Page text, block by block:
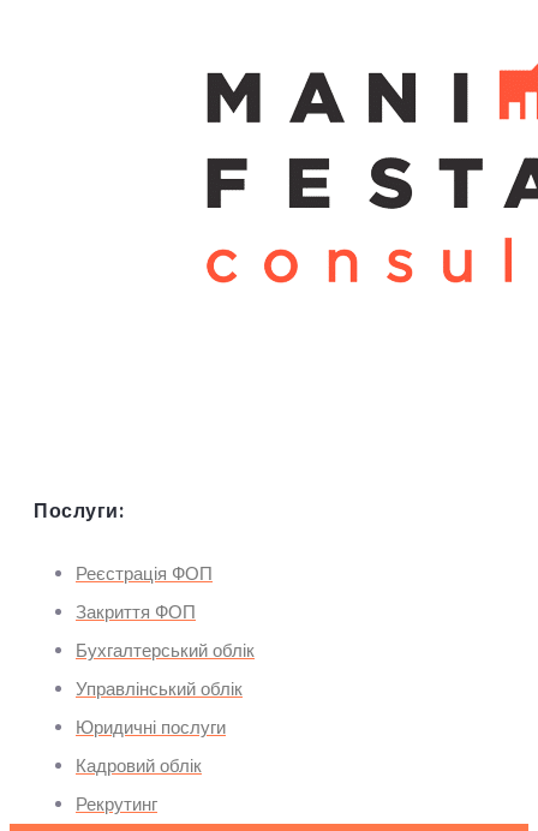
Послуги:
Реєстрація ФОП
Закриття ФОП
Бухгалтерський облік
Управлінський облік
Юридичні послуги
Кадровий облік
Рекрутинг